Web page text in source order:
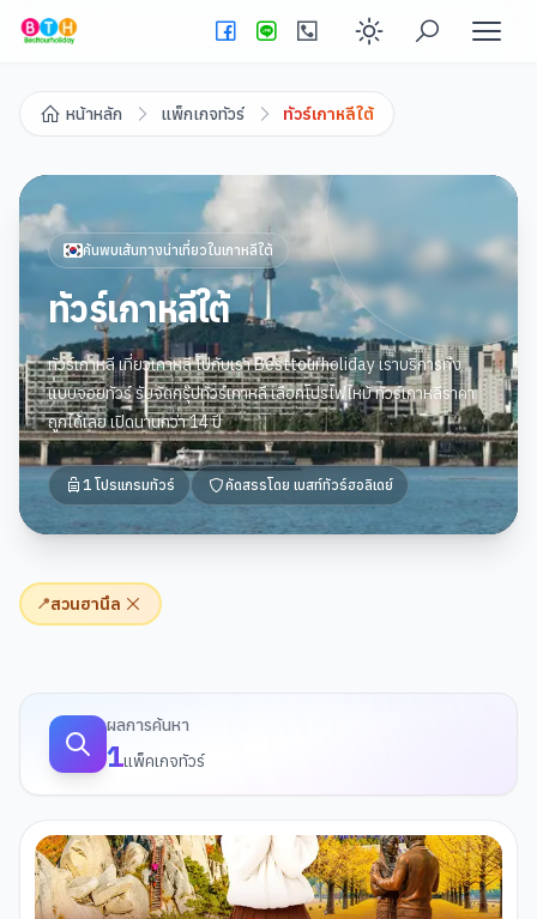
Enable dark
หน้าหลัก แพ็กเกจทัวร์ ทัวร์เกาหลีใต้
ค้นพบเส้นทางน่าเที่ยวในเกาหลีใต้
ทัวร์เกาหลีใต้
ทัวร์เกาหลี เที่ยวเกาหลี ไปกับเรา Besttourholiday เราบริการทั้ง
แบบจอยทัวร์ รับจัดกรุ๊ปทัวร์เกาหลี เลือกโปรไฟไหม้ ทัวร์เกาหลีราคา
ถูกได้เลย เปิดนานกว่า 14 ปี
1 โปรแกรมทัวร์ คัดสรรโดย เบสท์ทัวร์ฮอลิเดย์
📍สวนฮานึล
ผลการค้นหา
1แพ็คเกจทัวร์